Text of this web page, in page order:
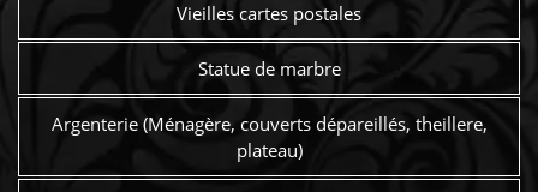
Vieilles cartes postales
Statue de marbre
Argenterie (Ménagère, couverts dépareillés, theillere,
plateau)